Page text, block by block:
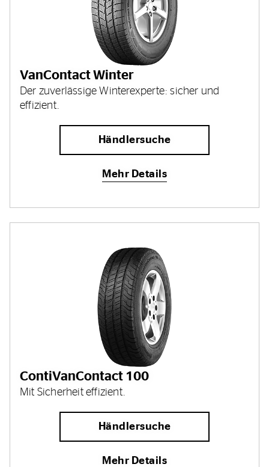
VanContact Winter
Der zuverlässige Winterexperte: sicher und
effizient.
Händlersuche
Mehr Details
ContiVanContact 100
Mit Sicherheit effizient.
Händlersuche
Mehr Details